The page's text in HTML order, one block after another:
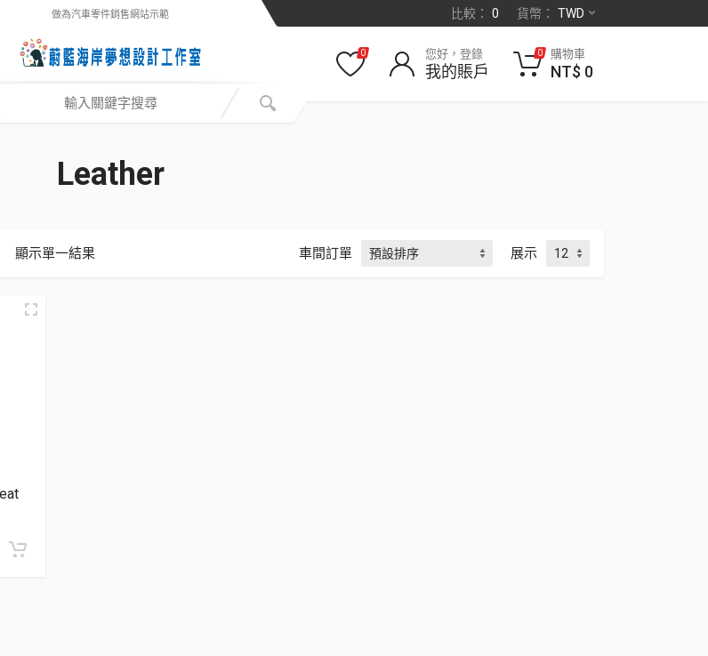
比較： 0 貨幣： TWD
做為汽車零件銷售網站示範
0 您好，登錄
我的賬戶
0 購物車
NT$ 0
Leather
顯示單一結果 車間訂單 展示